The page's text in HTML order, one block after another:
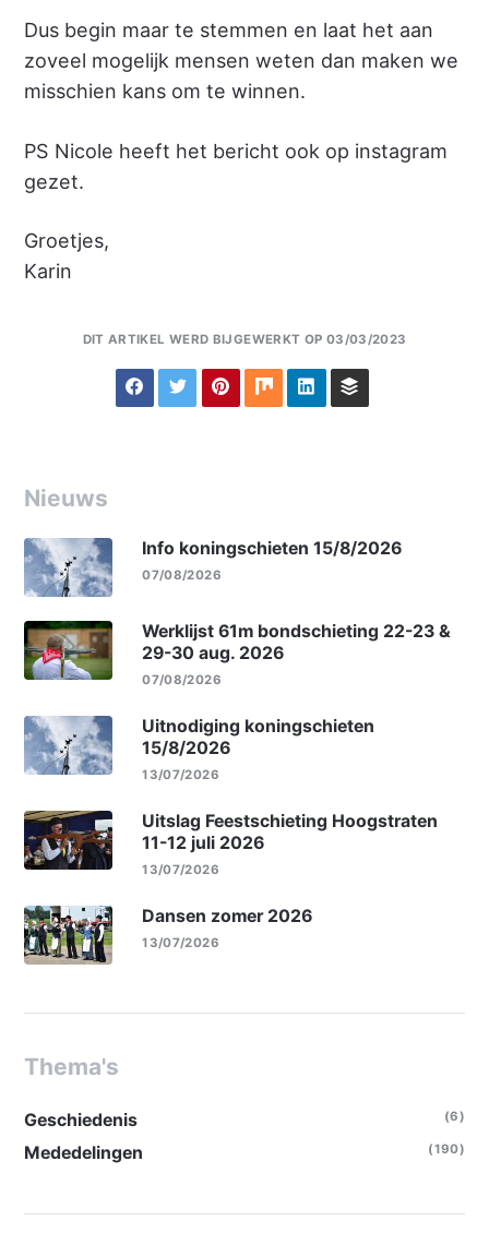
Dus begin maar te stemmen en laat het aan
zoveel mogelijk mensen weten dan maken we
misschien kans om te winnen.
PS Nicole heeft het bericht ook op instagram
gezet.
Groetjes,
Karin
DIT ARTIKEL WERD BIJGEWERKT OP 03/03/2023
Nieuws
Info koningschieten 15/8/2026
07/08/2026
Werklijst 61m bondschieting 22-23 &
29-30 aug. 2026
07/08/2026
Uitnodiging koningschieten
15/8/2026
13/07/2026
Uitslag Feestschieting Hoogstraten
11-12 juli 2026
13/07/2026
Dansen zomer 2026
13/07/2026
Thema's
Geschiedenis (6)
Mededelingen (190)